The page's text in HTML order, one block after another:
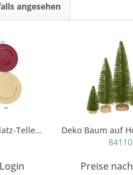
angesehen
Kunststoff-Deko/Platz-Teller, 33xh2
84110
Preise